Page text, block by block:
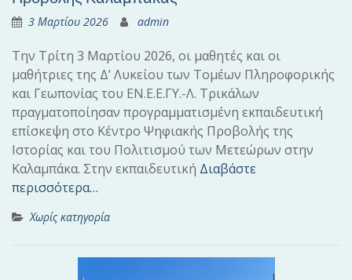
3 Μαρτίου 2026 admin
Την Τρίτη 3 Μαρτίου 2026, οι μαθητές και οι
μαθήτριες της Δ’ Λυκείου των Τομέων Πληροφορικής
και Γεωπονίας του ΕΝ.Ε.Ε.ΓΥ.-Λ. Τρικάλων
πραγματοποίησαν προγραμματισμένη εκπαιδευτική
επίσκεψη στο Κέντρο Ψηφιακής Προβολής της
Ιστορίας και του Πολιτισμού των Μετεώρων στην
Καλαμπάκα. Στην εκπαιδευτική Διαβάστε
περισσότερα…
Χωρίς κατηγορία